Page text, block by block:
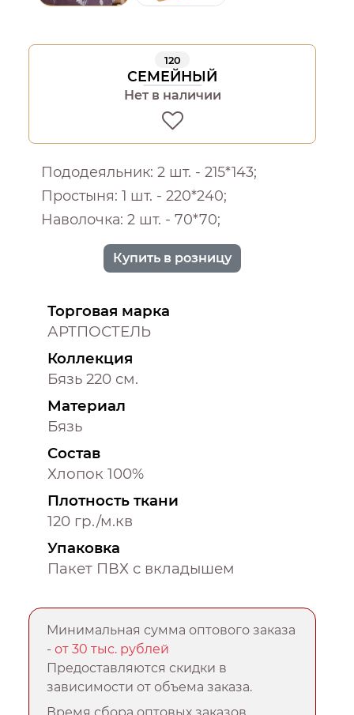
120
СЕМЕЙНЫЙ
Нет в наличии
Пододеяльник: 2 шт. - 215*143;
Простыня: 1 шт. - 220*240;
Наволочка: 2 шт. - 70*70;
Купить в розницу
Торговая марка
АРТПОСТЕЛЬ
Коллекция
Бязь 220 см.
Материал
Бязь
Состав
Хлопок 100%
Плотность ткани
120 гр./м.кв
Упаковка
Пакет ПВХ с вкладышем
Минимальная сумма оптового заказа
-от 30 тыс. рублей
Предоставляются скидки в
зависимости от объема заказа.